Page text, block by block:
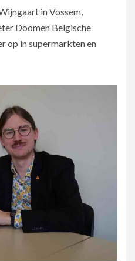
in Vossem,
Doomen Belgische
op in supermarkten en